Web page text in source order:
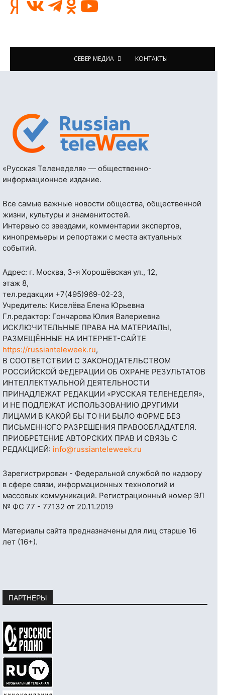
СЕВЕР МЕДИА КОНТАКТЫ
«Русская Теленеделя» — общественно-
информационное издание.
Все самые важные новости общества, общественной
жизни, культуры и знаменитостей.
Интервью со звездами, комментарии экспертов,
кинопремьеры и репортажи с места актуальных
событий.
Адрес: г. Москва, 3-я Хорошёвская ул., 12,
этаж 8,
тел.редакции +7(495)969-02-23,
Учредитель: Киселёва Елена Юрьевна
Гл.редактор: Гончарова Юлия Валериевна
ИСКЛЮЧИТЕЛЬНЫЕ ПРАВА НА МАТЕРИАЛЫ,
РАЗМЕЩЁННЫЕ НА ИНТЕРНЕТ-САЙТЕ
https://russianteleweek.ru,
В СООТВЕТСТВИИ С ЗАКОНОДАТЕЛЬСТВОМ
РОССИЙСКОЙ ФЕДЕРАЦИИ ОБ ОХРАНЕ РЕЗУЛЬТАТОВ
ИНТЕЛЛЕКТУАЛЬНОЙ ДЕЯТЕЛЬНОСТИ
ПРИНАДЛЕЖАТ РЕДАКЦИИ «РУССКАЯ ТЕЛЕНЕДЕЛЯ»,
И НЕ ПОДЛЕЖАТ ИСПОЛЬЗОВАНИЮ ДРУГИМИ
ЛИЦАМИ В КАКОЙ БЫ ТО НИ БЫЛО ФОРМЕ БЕЗ
ПИСЬМЕННОГО РАЗРЕШЕНИЯ ПРАВООБЛАДАТЕЛЯ.
ПРИОБРЕТЕНИЕ АВТОРСКИХ ПРАВ И СВЯЗЬ С
РЕДАКЦИЕЙ: info@russianteleweek.ru
Зарегистрирован - Федеральной службой по надзору
в сфере связи, информационных технологий и
массовых коммуникаций. Регистрационный номер ЭЛ
№ ФС 77 - 77132 от 20.11.2019
Материалы сайта предназначены для лиц старше 16
лет (16+).
ПАРТНЕРЫ